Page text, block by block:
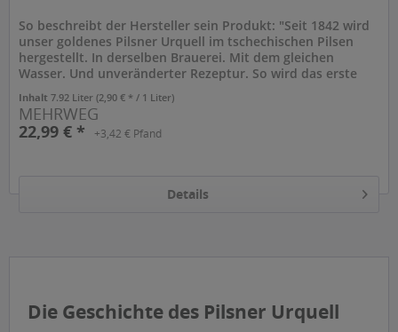
So beschreibt der Hersteller sein Produkt: "Seit 1842 wird
unser goldenes Pilsner Urquell im tschechischen Pilsen
hergestellt. In derselben Brauerei. Mit dem gleichen
Wasser. Und unveränderter Rezeptur. So wird das erste
Inhalt7.92 Liter(2,90 € * / 1 Liter)
MEHRWEG
22,99 € *
+3,42 € Pfand
Details
Die Geschichte des Pilsner Urquell